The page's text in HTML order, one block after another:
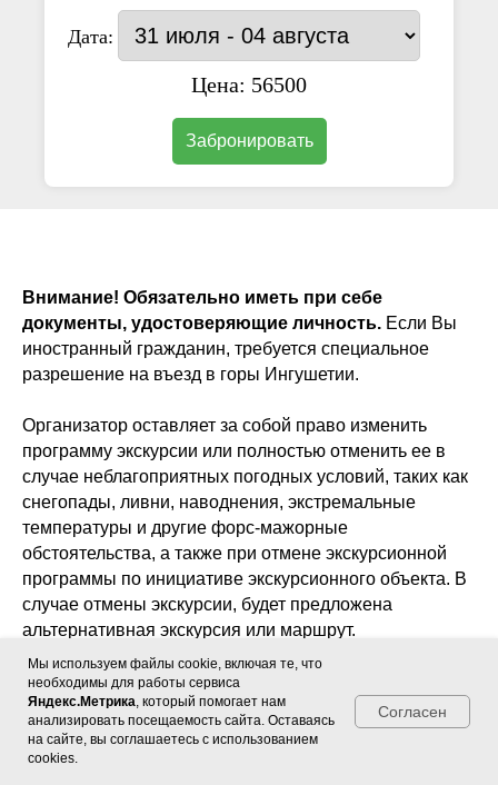
Дата:
Цена: 56500
Забронировать
Внимание! Обязательно иметь при себе
документы, удостоверяющие личность. Если Вы
иностранный гражданин, требуется специальное
разрешение на въезд в горы Ингушетии.
Организатор оставляет за собой право изменить
программу экскурсии или полностью отменить ее в
случае неблагоприятных погодных условий, таких как
снегопады, ливни, наводнения, экстремальные
температуры и другие форс-мажорные
обстоятельства, а также при отмене экскурсионной
программы по инициативе экскурсионного объекта. В
случае отмены экскурсии, будет предложена
альтернативная экскурсия или маршрут.
Стоимость поездки указана за человека при
размещении в двухместном номере с другим
участником/участницей тура. Для проживания
объединяем одиночных участников и участниц
Мы используем файлы cookie, включая те, что
необходимы для работы сервиса
Яндекс.Метрика, который помогает нам
анализировать посещаемость сайта. Оставаясь
на сайте, вы соглашаетесь с использованием
cookies.
Согласен